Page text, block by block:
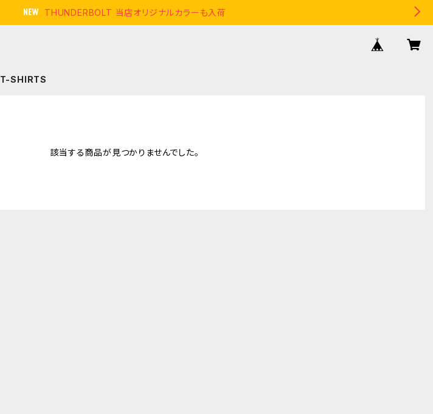
THUNDERBOLT 当店オリジナルカラーも入荷
T-SHIRTS
該当する商品が見つかりませんでした。